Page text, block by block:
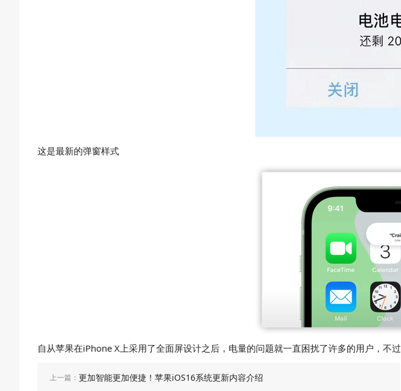
这是最新的弹窗样式
自从苹果在iPhone X上采用了全面屏设计之后，电量的问题就一直困扰了许多的用户，不
上一篇： 更加智能更加便捷！苹果iOS16系统更新内容介绍